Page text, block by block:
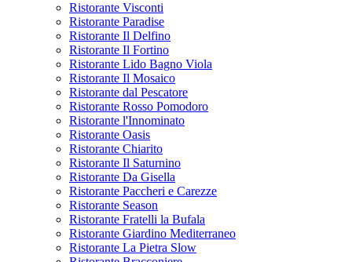
Ristorante Visconti
Ristorante Paradise
Ristorante Il Delfino
Ristorante Il Fortino
Ristorante Lido Bagno Viola
Ristorante Il Mosaico
Ristorante dal Pescatore
Ristorante Rosso Pomodoro
Ristorante l'Innominato
Ristorante Oasis
Ristorante Chiarito
Ristorante Il Saturnino
Ristorante Da Gisella
Ristorante Paccheri e Carezze
Ristorante Season
Ristorante Fratelli la Bufala
Ristorante Giardino Mediterraneo
Ristorante La Pietra Slow